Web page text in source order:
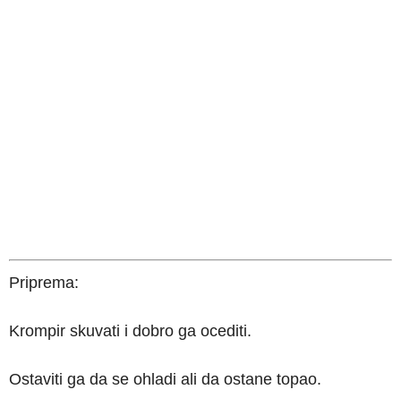
Priprema:
Krompir skuvati i dobro ga ocediti.
Ostaviti ga da se ohladi ali da ostane topao.